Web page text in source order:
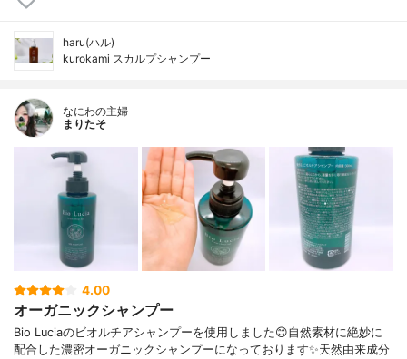
haru(ハル)
kurokami スカルプシャンプー
なにわの主婦
まりたそ
4.00
オーガニックシャンプー
Bio Luciaのビオルチアシャンプーを使用しました😊自然素材に絶妙に
配合した濃密オーガニックシャンプーになっております✨天然由来成分